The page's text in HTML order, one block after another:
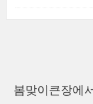
봄맞이큰장에